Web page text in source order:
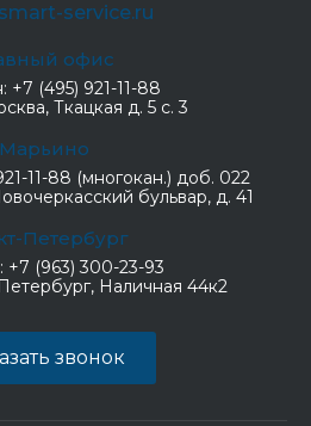
service.ru
офис
+7 (495) 921-11-88
Ткацкая д. 5 с. 3
Марьино
11-88 (многокан.) доб. 022
бульвар, д. 41
Петербург
+7 (963) 300-23-93
Наличная 44к2
звонок